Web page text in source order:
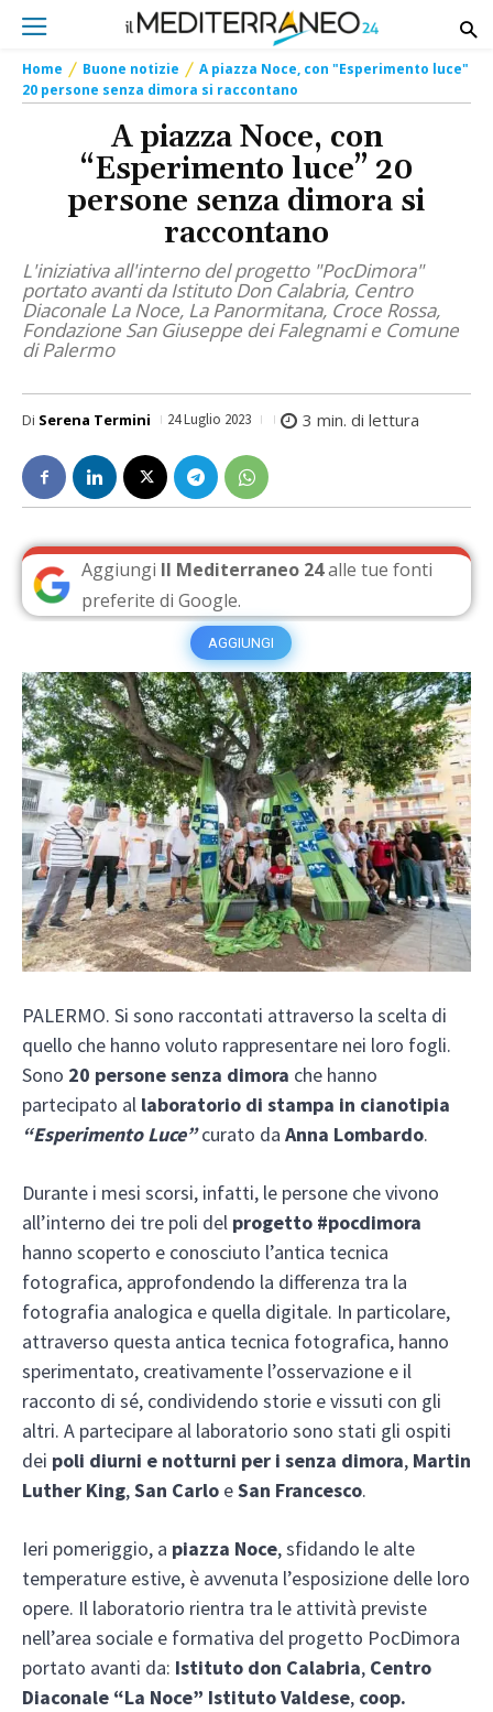
Home Buone notizie
A piazza Noce, con "Esperimento luce"
20 persone senza dimora si raccontano
A piazza Noce, con
“Esperimento luce” 20
persone senza dimora si
raccontano
L'iniziativa all'interno del progetto "PocDimora"
portato avanti da Istituto Don Calabria, Centro
Diaconale La Noce, La Panormitana, Croce Rossa,
Fondazione San Giuseppe dei Falegnami e Comune
di Palermo
Di Serena Termini 24 Luglio 2023 3 min. di lettura
Aggiungi Il Mediterraneo 24alle tue fonti
preferite di Google.
AGGIUNGI
PALERMO. Si sono raccontati attraverso la scelta di
quello che hanno voluto rappresentare nei loro fogli.
Sono 20 persone senza dimora che hanno
partecipato al laboratorio di stampa in cianotipia
“Esperimento Luce”curato da Anna Lombardo.
Durante i mesi scorsi, infatti, le persone che vivono
all’interno dei tre poli del progetto #pocdimora
hanno scoperto e conosciuto l’antica tecnica
fotografica, approfondendo la differenza tra la
fotografia analogica e quella digitale. In particolare,
attraverso questa antica tecnica fotografica, hanno
sperimentato, creativamente l’osservazione e il
racconto di sé, condividendo storie e vissuti con gli
altri. A partecipare al laboratorio sono stati gli ospiti
dei poli diurni e notturni per i senza dimora, Martin
Luther King,San Carlo eSan Francesco.
Ieri pomeriggio, a piazza Noce, sfidando le alte
temperature estive, è avvenuta l’esposizione delle loro
opere. Il laboratorio rientra tra le attività previste
nell’area sociale e formativa del progetto PocDimora
portato avanti da: Istituto don Calabria, Centro
Diaconale “La Noce” Istituto Valdese, coop.